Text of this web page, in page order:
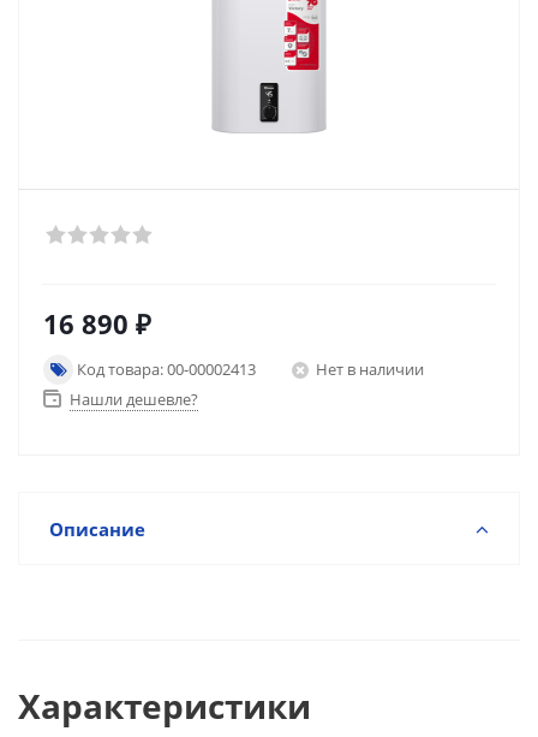
16 890 ₽
Код товара: 00-00002413
Нет в наличии
Нашли дешевле?
Описание
Характеристики